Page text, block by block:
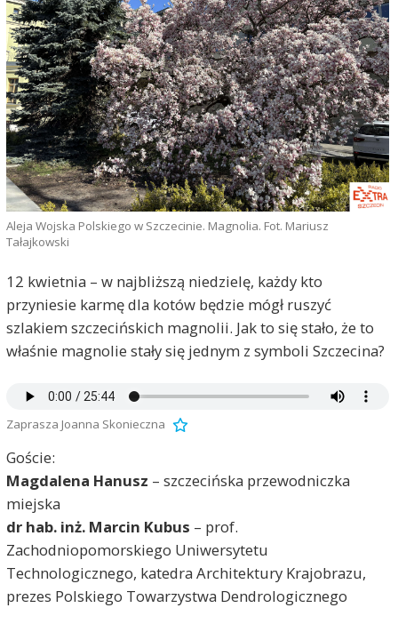
Aleja Wojska Polskiego w Szczecinie. Magnolia. Fot. Mariusz
Tałajkowski
12 kwietnia – w najbliższą niedzielę, każdy kto
przyniesie karmę dla kotów będzie mógł ruszyć
szlakiem szczecińskich magnolii. Jak to się stało, że to
właśnie magnolie stały się jednym z symboli Szczecina?
Zaprasza Joanna Skonieczna
Goście:
Magdalena Hanusz – szczecińska przewodniczka
miejska
dr hab. inż. Marcin Kubus – prof.
Zachodniopomorskiego Uniwersytetu
Technologicznego, katedra Architektury Krajobrazu,
prezes Polskiego Towarzystwa Dendrologicznego